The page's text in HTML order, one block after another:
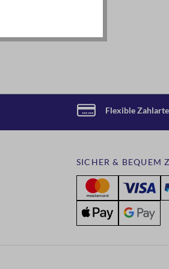
Flexible
SICHER & BEQUEM